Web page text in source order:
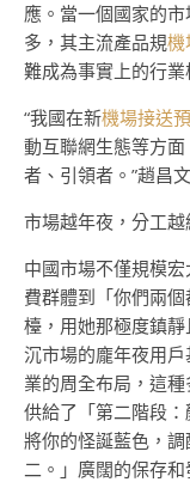
應。當一個國家的
多，其主流產品規機
難成為事實上的行業
“我國在新機場接送
動互聯網生態等方
者、引領者。”趙昌
市場越年夜，分工越
中國市場不僅規模
費群體到「你們兩
檯，用她那極度鎮
沉市場的龐年夜用
業的周全布局，這
供給了「第二階段
將你的怪誕藍色，
二。」廣闊的保存和